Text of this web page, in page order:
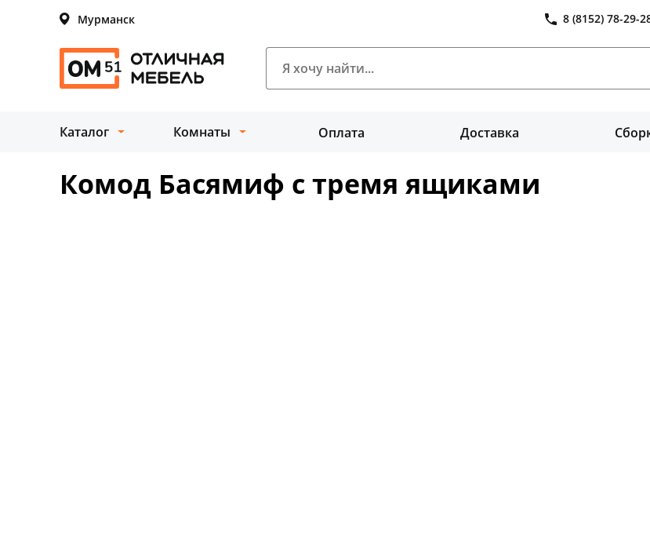
Мурманск 8 (8152) 78-29-
Каталог Комнаты Оплата Доставка
Комод Басямиф с тремя ящиками